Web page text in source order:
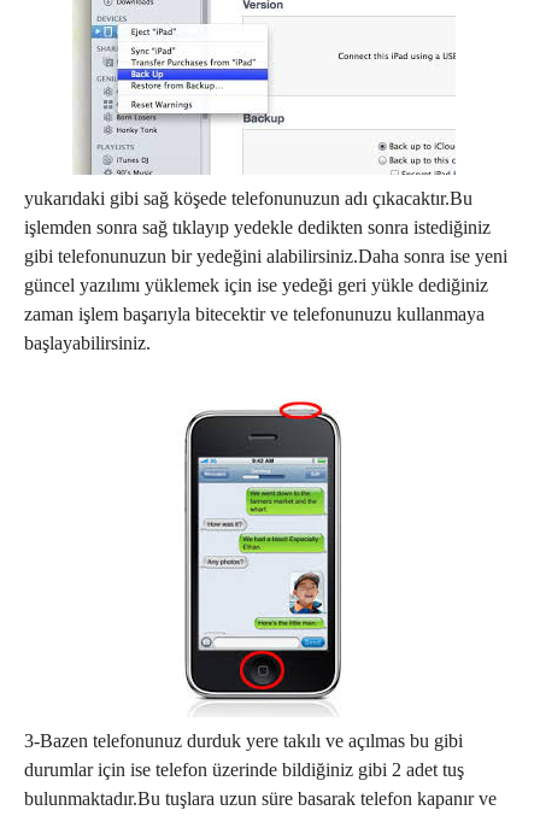
yukarıdaki gibi sağ köşede telefonunuzun adı çıkacaktır.Bu
işlemden sonra sağ tıklayıp yedekle dedikten sonra istediğiniz
gibi telefonunuzun bir yedeğini alabilirsiniz.Daha sonra ise yeni
güncel yazılımı yüklemek için ise yedeği geri yükle dediğiniz
zaman işlem başarıyla bitecektir ve telefonunuzu kullanmaya
başlayabilirsiniz.
3-Bazen telefonunuz durduk yere takılı ve açılmas bu gibi
durumlar için ise telefon üzerinde bildiğiniz gibi 2 adet tuş
bulunmaktadır.Bu tuşlara uzun süre basarak telefon kapanır ve